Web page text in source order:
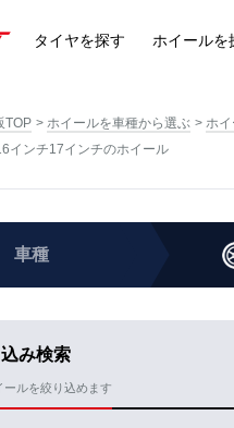
タイヤを探す ホイールを
TOP ホイールを車種から選ぶ ホ
インチ17インチのホイール
車種
み検索
ルを絞り込めます